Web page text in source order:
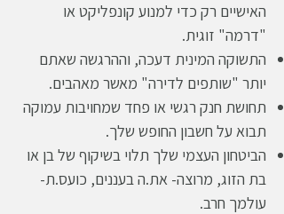
האישיים רק כדי למנוע קונפליקט או
"דרמה" זוגית.
התשוקה המינית דעכה, וההרגשה שאתם
יותר "שותפים לדירה" מאשר מאהבים.
תחושת חנק רגשי או פחד שמחויבות עמוקה
תבוא על חשבון החופש שלך.
הביטחון העצמי שלך תלוי בשיקוף של בן או
בת הזוג, מרוצה- את.ה בעננים, כועס.ת-
עולמך חרב.